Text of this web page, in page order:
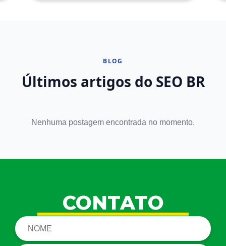
BLOG
Últimos artigos do SEO BR
Nenhuma postagem encontrada no momento.
CONTATO